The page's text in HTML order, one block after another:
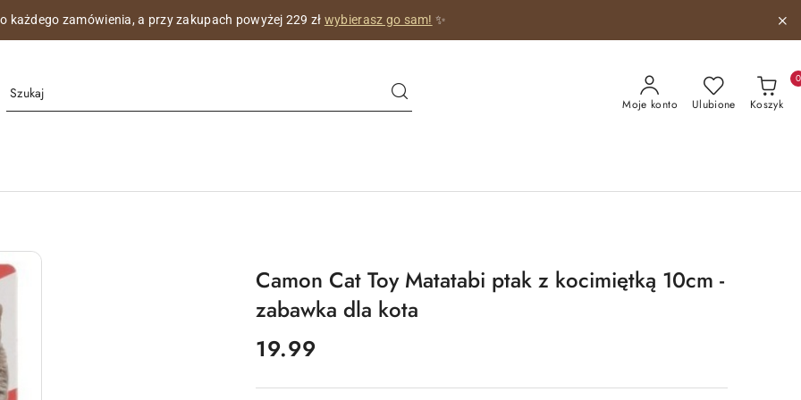
każdego zamówienia, a przy zakupach powyżej 229 zł wybierasz go sam! ✨
Moje konto Ulubione Koszyk
0
Camon Cat Toy Matatabi ptak z kocimiętką 10cm -
zabawka dla kota
cena:
19.99